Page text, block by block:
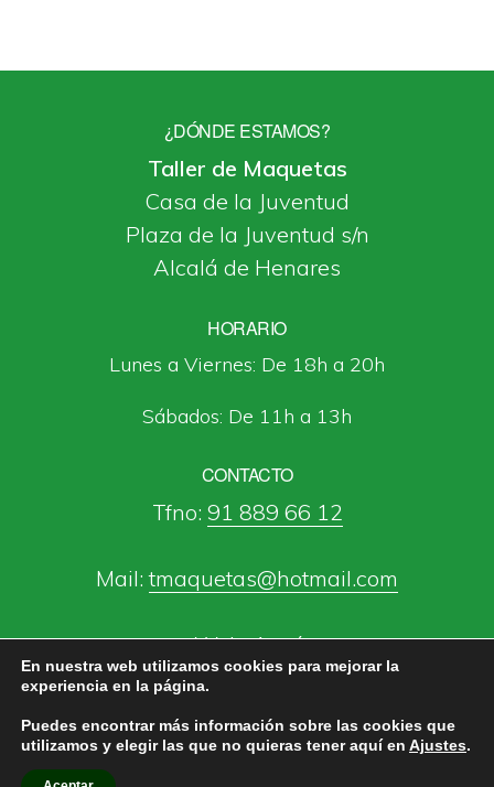
¿DÓNDE ESTAMOS?
Taller de Maquetas
Casa de la Juventud
Plaza de la Juventud s/n
Alcalá de Henares
HORARIO
Lunes a Viernes: De 18h a 20h
Sábados: De 11h a 13h
CONTACTO
Tfno: 91 889 66 12
Mail:tmaquetas@hotmail.com
Web:Aquí
Taller Escuela de Maquetas Alter Ego ·
En nuestra web utilizamos cookies para mejorar la
experiencia en la página.
Puedes encontrar más información sobre las cookies que
utilizamos y elegir las que no quieras tener aquí en Ajustes.